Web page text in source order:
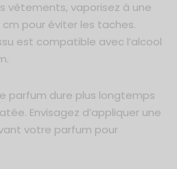
vêtements, vaporisez à une
cm pour éviter les taches.
est compatible avec l’alcool
parfum dure plus longtemps
Envisagez d’appliquer une
votre parfum pour